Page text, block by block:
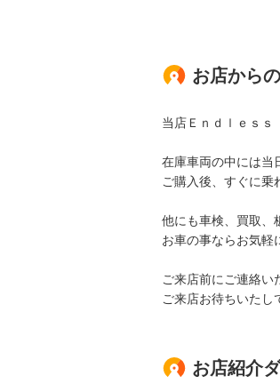
お店から
当店Ｅｎｄｌｅｓｓ
在庫車両の中には当
ご購入後、すぐに乗
他にも車検、買取、
お車の事ならお気軽
ご来店前にご連絡い
ご来店お待ちいた
お店紹介